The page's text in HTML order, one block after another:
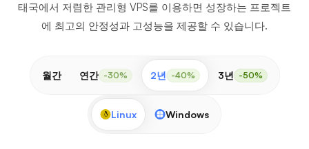
태국에서 저렴한 관리형 VPS를 이용하면 성장하는 프로젝트
에 최고의 안정성과 고성능을 제공할 수 있습니다.
월간 연간 -30% 2년 -40% 3년 -50%
Linux Windows